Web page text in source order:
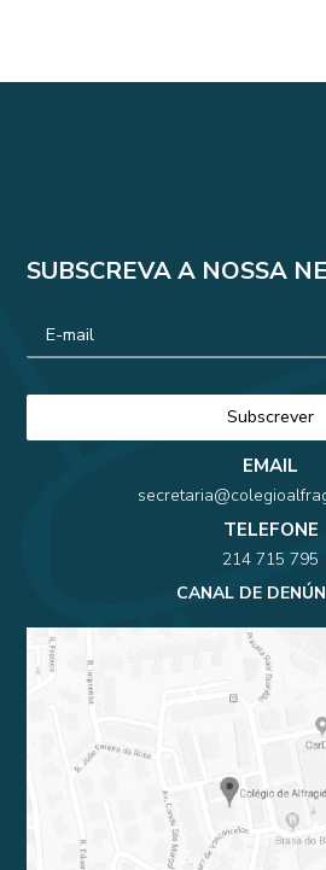
SUBSCREVA A NOSSA
EMAIL
TELEFONE
214 715 795
CANAL DE